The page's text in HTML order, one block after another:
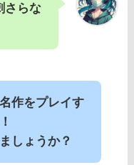
さらな
作をプレイす
しょうか？